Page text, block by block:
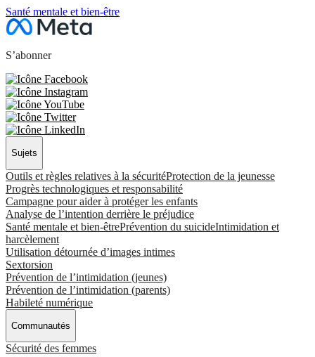
Santé mentale et bien-être
S’abonner
Sujets
Outils et règles relatives à la sécuritéProtection de la jeunesse
Progrès technologiques et responsabilité
Campagne pour aider à protéger les enfants
Analyse de l’intention derrière le préjudice
Santé mentale et bien-êtrePrévention du suicideIntimidation et
harcèlement
Utilisation détournée d’images intimes
Sextorsion
Prévention de l’intimidation (jeunes)
Prévention de l’intimidation (parents)
Habileté numérique
Communautés
Sécurité des femmes